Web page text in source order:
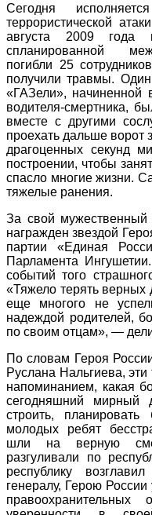
Сегодня
террористической
августа 2009 года
спланированной
погибли 25
получили травмы.
«ГАЗели», начиненной
водителя-смертника,
вместе с другими
проехать дальше ворот
драгоценных секунд
построении, чтобы
спасло многие жизни.
тяжелые ранения.
За свой мужественный
награжден звездой
партии «Единая
Парламента
событий того
«Тяжело терять
еще многого не
надеждой родителей,
по своим отцам», —
По словам Героя
Руслана Нальгиева,
напоминанием, какая
сегодняшний мирный
строить,
молодых ребят
шли на верную
разгуливали по
республику
генералу, Герою России